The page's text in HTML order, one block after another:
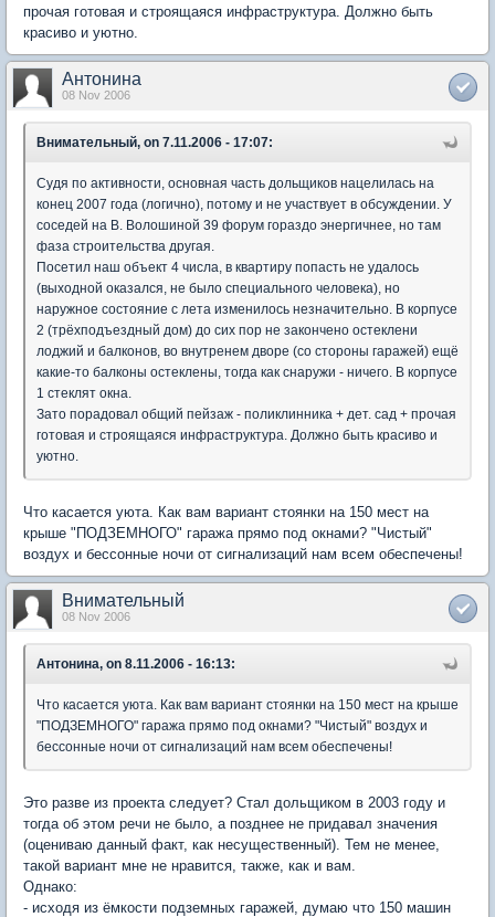
прочая готовая и строящаяся инфраструктура. Должно быть
красиво и уютно.
Антонина
08 Nov 2006
Внимательный, on 7.11.2006 - 17:07:
Судя по активности, основная часть дольщиков нацелилась на
конец 2007 года (логично), потому и не участвует в обсуждении. У
соседей на В. Волошиной 39 форум гораздо энергичнее, но там
фаза строительства другая.
Посетил наш объект 4 числа, в квартиру попасть не удалось
(выходной оказался, не было специального человека), но
наружное состояние с лета изменилось незначительно. В корпусе
2 (трёхподъездный дом) до сих пор не закончено остеклени
лоджий и балконов, во внутренем дворе (со стороны гаражей) ещё
какие-то балконы остеклены, тогда как снаружи - ничего. В корпусе
1 стеклят окна.
Зато порадовал общий пейзаж - поликлинника + дет. сад + прочая
готовая и строящаяся инфраструктура. Должно быть красиво и
уютно.
Что касается уюта. Как вам вариант стоянки на 150 мест на
крыше "ПОДЗЕМНОГО" гаража прямо под окнами? "Чистый"
воздух и бессонные ночи от сигнализаций нам всем обеспечены!
Внимательный
08 Nov 2006
Антонина, on 8.11.2006 - 16:13:
Что касается уюта. Как вам вариант стоянки на 150 мест на крыше
"ПОДЗЕМНОГО" гаража прямо под окнами? "Чистый" воздух и
бессонные ночи от сигнализаций нам всем обеспечены!
Это разве из проекта следует? Стал дольщиком в 2003 году и
тогда об этом речи не было, а позднее не придавал значения
(оцениваю данный факт, как несущественный). Тем не менее,
такой вариант мне не нравится, также, как и вам.
Однако:
- исходя из ёмкости подземных гаражей, думаю что 150 машин